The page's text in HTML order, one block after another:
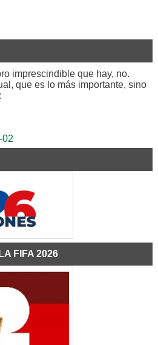
imprescindible que hay, no.
que es lo más importante, sino
FIFA 2026